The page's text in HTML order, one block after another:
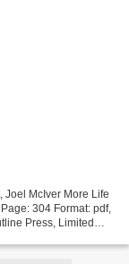
Joel McIver More Life
304 Format: pdf,
Press, Limited